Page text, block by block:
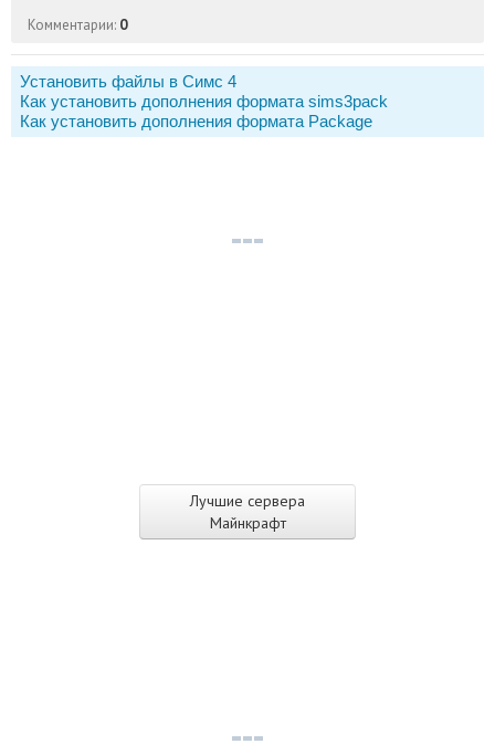
Лучшие сервера
Майнкрафт
Комментарии: 0
Установить файлы в Симс 4
Как установить дополнения формата sims3pack
Как установить дополнения формата Package